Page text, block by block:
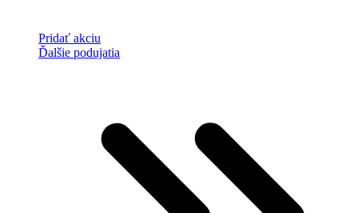
Pridať akciu
Ďalšie podujatia